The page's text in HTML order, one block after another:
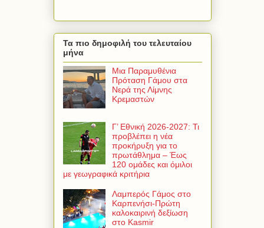
Τα πιο δημοφιλή του τελευταίου
μήνα
Μια Παραμυθένια
Πρόταση Γάμου στα
Νερά της Λίμνης
Κρεμαστών
Γ’ Εθνική 2026-2027: Τι
προβλέπει η νέα
προκήρυξη για το
πρωτάθλημα – Έως
120 ομάδες και όμιλοι
με γεωγραφικά κριτήρια
Λαμπερός Γάμος στο
Καρπενήσι-Πρώτη
καλοκαιρινή δεξίωση
στο Kasmir